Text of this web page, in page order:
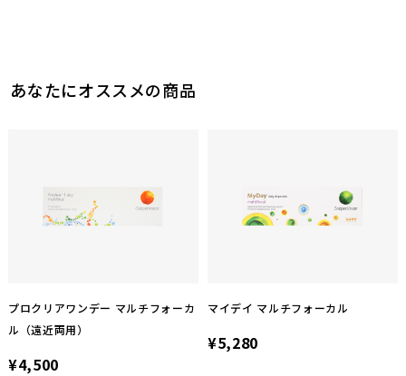
あなたにオススメの商品
プロクリアワンデー マルチフォーカ
ル（遠近両用）
¥4,500
マイデイ マルチフォーカル
¥5,280